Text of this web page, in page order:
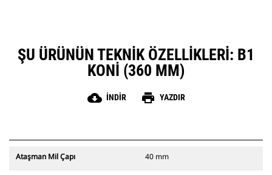
ŞU ÜRÜNÜN TEKNIK ÖZELLIKLERI: B1
KONI (360 MM)
cloud_download İNDIR print YAZDIR
Ataşman Mil Çapı 40 mm